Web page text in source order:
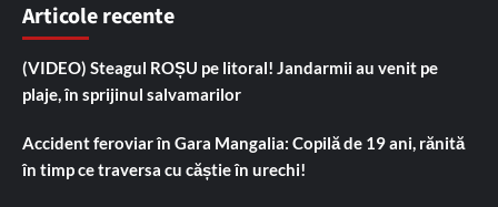
Articole recente
(VIDEO) Steagul ROȘU pe litoral! Jandarmii au venit pe
plaje, în sprijinul salvamarilor
Accident feroviar în Gara Mangalia: Copilă de 19 ani, rănită
în timp ce traversa cu căștie în urechi!